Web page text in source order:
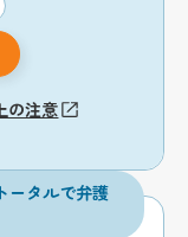
の注意
ータルで弁護